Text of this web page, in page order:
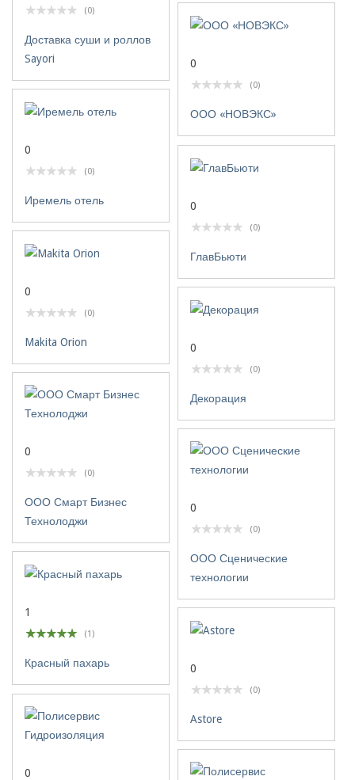
(0)
Доставка суши и роллов
Sayori
0
(0)
ООО «НОВЭКС»
0
(0)
Иремель отель 0
(0)
ГлавБьюти
0
(0)
Makita Orion 0
(0)
Декорация
0
(0)
ООО Смарт Бизнес
Технолоджи
0
(0)
ООО Сценические
технологии
1
(1)
Красный пахарь 0
(0)
Astore
0